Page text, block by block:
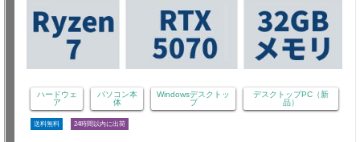
ハードウェ
ア
パソコン本
体
Windowsデスクトッ
プ
デスクトップPC（新
品）
送料無料 24時間以内に出荷